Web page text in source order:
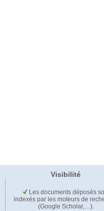
Visibilité
Les documents déposés
indexés par les moteurs de
(Google Scholar,…).